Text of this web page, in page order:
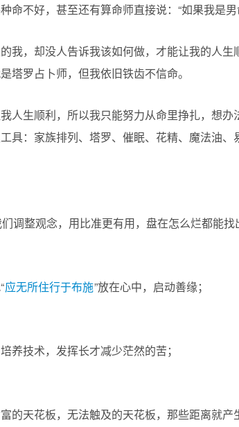
命不好，甚至还有算命师直接说：“如果我是
我，却没人告诉我该如何做，才能让我的人生
塔罗占卜师，但我依旧铁齿不信命。
人生顺利，所以我只能努力从命里挣扎，想办
具：家族排列、塔罗、催眠、花精、魔法油、
调整观念，用比准更有用，盘在怎么烂都能找
应无所住行于布施”放在心中，启动善缘；
养技术，发挥长才减少茫然的苦；
的天花板，无法触及的天花板，那些距离就产